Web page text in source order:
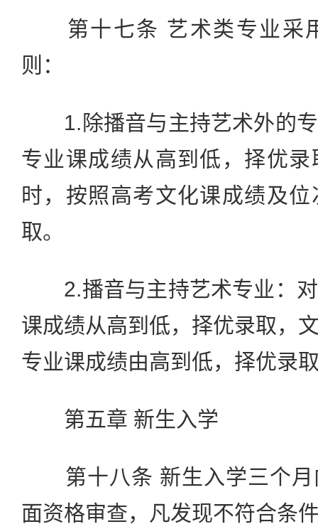
第十七条 艺术类专业采
则：
1.除播音与主持艺术外的专
专业课成绩从高到低，择优
时，按照高考文化课成绩及
取。
2.播音与主持艺术专业：对
课成绩从高到低，择优录取，
专业课成绩由高到低，择优录
第五章 新生入学
第十八条 新生入学三个月
面资格审查，凡发现不符合条